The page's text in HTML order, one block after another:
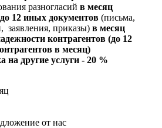
разногласий в месяц
12 иных документов (письма,
заявления, приказы) в месяц
контрагентов (до 12
в месяц)
на другие услуги - 20 %
от нас